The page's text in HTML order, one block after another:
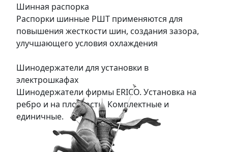
Шинная распорка
Распорки шинные РШТ применяются для
повышения жесткости шин, создания зазора,
улучшающего условия охлаждения
Шинодержатели для установки в
электрошкафах
Шинодержатели фирмы ERICO. Установка на
ребро и на плоскость. Комплектные и
единичные.